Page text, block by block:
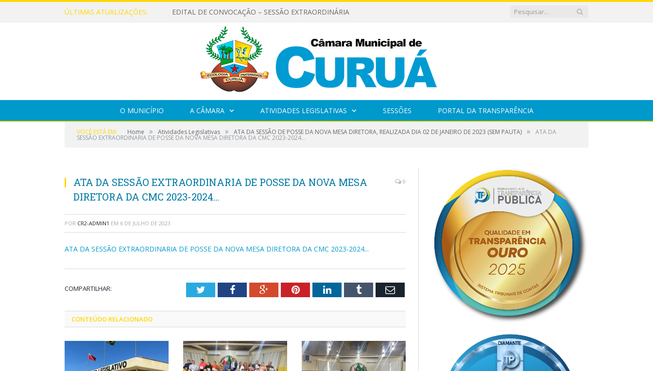
ÚLTIMAS ATUALIZAÇÕES: EDITAL DE CONVOCAÇÃO – SESSÃO EXTRAORDINÁRIA
O MUNICÍPIO A CÂMARA ATIVIDADES LEGISLATIVAS SESSÕES PORTAL DA TRANSPARÊNCIA
VOCÊ ESTÁ EM: Home » Atividades Legislativas » ATA DA SESSÃO DE POSSE DA NOVA MESA DIRETORA, REALIZADA DIA 02 DE JANEIRO DE 2023 (SEM PAUTA) » ATA DA
SESSÃO EXTRAORDINARIA DE POSSE DA NOVA MESA DIRETORA DA CMC 2023-2024…
ATA DA SESSÃO EXTRAORDINARIA DE POSSE DA NOVA MESA
DIRETORA DA CMC 2023-2024…
0
POR CR2-ADMIN1 EM 6 DE JULHO DE 2023
ATA DA SESSÃO EXTRAORDINARIA DE POSSE DA NOVA MESA DIRETORA DA CMC 2023-2024...
COMPARTILHAR: TwitterFacebookGoogle+PinterestLinkedInTumblr Email
CONTEÚDO RELACIONADO